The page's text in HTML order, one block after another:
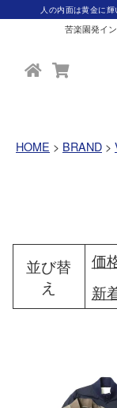
人の内面は黄金に
苦楽園発イ
HOME BRAND
並び替
え
価
新